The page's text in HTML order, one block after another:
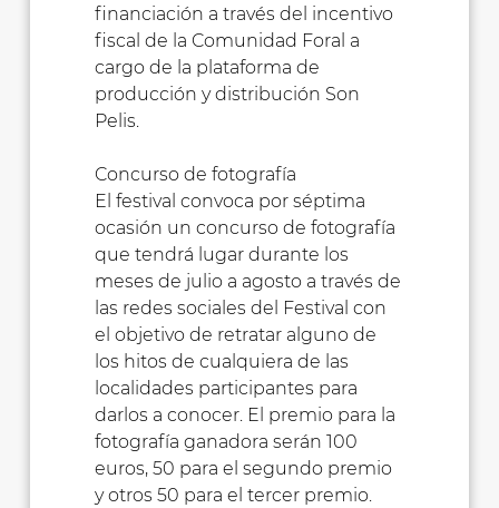
financiación a través del incentivo
fiscal de la Comunidad Foral a
cargo de la plataforma de
producción y distribución Son
Pelis.
Concurso de fotografía
El festival convoca por séptima
ocasión un concurso de fotografía
que tendrá lugar durante los
meses de julio a agosto a través de
las redes sociales del Festival con
el objetivo de retratar alguno de
los hitos de cualquiera de las
localidades participantes para
darlos a conocer. El premio para la
fotografía ganadora serán 100
euros, 50 para el segundo premio
y otros 50 para el tercer premio.